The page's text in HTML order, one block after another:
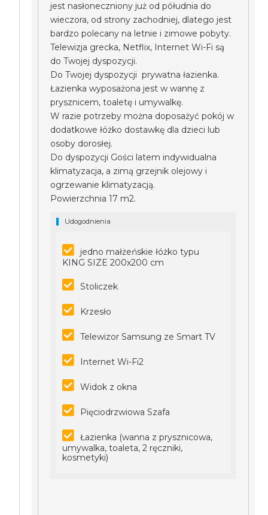
jest nasłoneczniony już od półudnia do
wieczora, od strony zachodniej, dlatego jest
bardzo polecany na letnie i zimowe pobyty.
Telewizja grecka, Netflix, Internet Wi-Fi są
do Twojej dyspozycji.
Do Twojej dyspozycji prywatna łazienka.
Łazienka wyposażona jest w wannę z
prysznicem, toaletę i umywalkę.
W razie potrzeby można doposażyć pokój w
dodatkowe łóżko dostawkę dla dzieci lub
osoby dorosłej.
Do dyspozycji Gości latem indywidualna
klimatyzacja, a zimą grzejnik olejowy i
ogrzewanie klimatyzacją.
Powierzchnia 17 m2.
Udogodnienia
jedno małżeńskie łóżko typu
KING SIZE 200x200 cm
Stoliczek
Krzesło
Telewizor Samsung ze Smart TV
Internet Wi-Fi2
Widok z okna
Pięciodrzwiowa Szafa
Łazienka (wanna z prysznicowa,
umywalka, toaleta, 2 ręczniki,
kosmetyki)